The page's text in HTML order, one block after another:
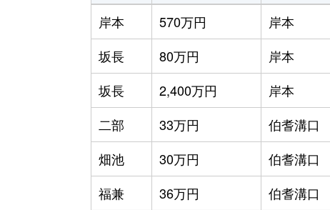
岸本
570万円 岸本
坂長
80万円 岸本
坂長
2,400万円 岸本
二部
33万円 伯耆溝口
畑池
30万円 伯耆溝口
福兼
36万円 伯耆溝口